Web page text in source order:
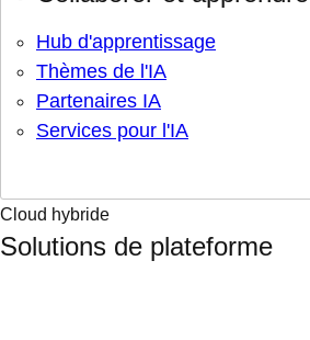
Hub d'apprentissage
Thèmes de l'IA
Partenaires IA
Services pour l'IA
Cloud hybride
Solutions de plateforme